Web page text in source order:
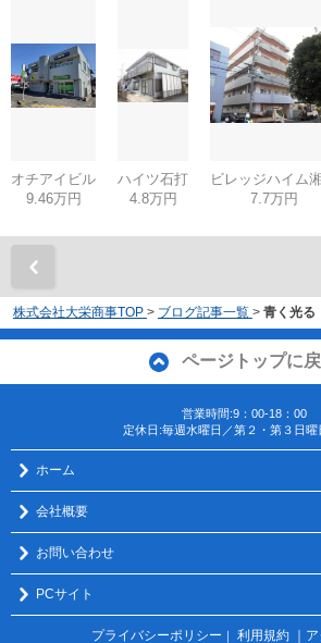
オチアイビル
9.46万円
ハイツ石打
4.8万円
ビレッジハイム
7.7万円
株式会社大栄商事TOP > ブログ記事一覧 > 青く光る
ページトップに
営業時間:9：00-18：00
定休日:毎週水曜日／第２・第３日曜
ホーム
会社概要
お問い合わせ
PCサイト
プライバシーポリシー ｜ 利用規約 ｜